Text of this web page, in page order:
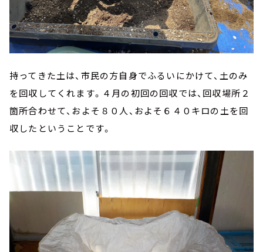
持ってきた土は、市民の方自身でふるいにかけて、土のみ
を回収してくれます。４月の初回の回収では、回収場所２
箇所合わせて、およそ８０人、およそ６４０キロの土を回
収したということです。